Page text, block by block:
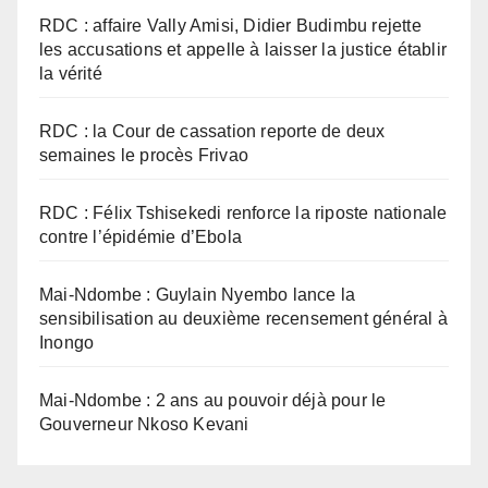
RDC : affaire Vally Amisi, Didier Budimbu rejette
les accusations et appelle à laisser la justice établir
la vérité
RDC : la Cour de cassation reporte de deux
semaines le procès Frivao
RDC : Félix Tshisekedi renforce la riposte nationale
contre l’épidémie d’Ebola
Mai-Ndombe : Guylain Nyembo lance la
sensibilisation au deuxième recensement général à
Inongo
Mai-Ndombe : 2 ans au pouvoir déjà pour le
Gouverneur Nkoso Kevani